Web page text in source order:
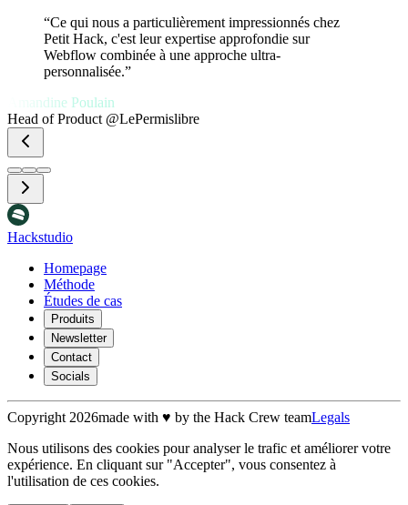
“Ce qui nous a particulièrement impressionnés chez
Petit Hack, c'est leur expertise approfondie sur
Webflow combinée à une approche ultra-
personnalisée.”
Amandine Poulain
Head of Product @LePermislibre
Hackstudio
Homepage
Méthode
Études de cas
Produits
Newsletter
Contact
Socials
Copyright 2026made with ♥ by the Hack Crew teamLegals
Nous utilisons des cookies pour analyser le trafic et améliorer votre
expérience. En cliquant sur "Accepter", vous consentez à
l'utilisation de ces cookies.